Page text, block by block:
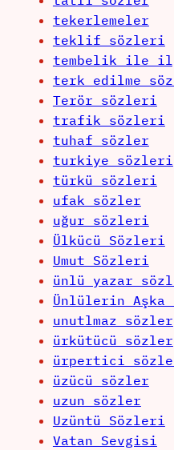
tekerlemeler
teklif sözleri
tembelik ile
terk edilme
Terör sözleri
trafik sözleri
tuhaf sözler
turkiye sözleri
türkü sözleri
ufak sözler
uğur sözleri
Ülkücü Sözleri
Umut Sözleri
ünlü yazar
Ünlülerin
unutlmaz sözler
ürkütücü sözler
ürpertici
üzücü sözler
uzun sözler
Uzüntü Sözleri
Vatan Sevgisi